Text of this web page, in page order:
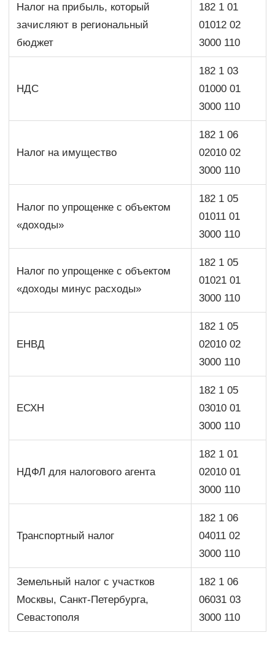
Налог на прибыль, который
зачисляют в региональный
бюджет
182 1 01
01012 02
3000 110
НДС
182 1 03
01000 01
3000 110
Налог на имущество
182 1 06
02010 02
3000 110
Налог по упрощенке с объектом
«доходы»
182 1 05
01011 01
3000 110
Налог по упрощенке с объектом
«доходы минус расходы»
182 1 05
01021 01
3000 110
ЕНВД
182 1 05
02010 02
3000 110
ЕСХН
182 1 05
03010 01
3000 110
НДФЛ для налогового агента
182 1 01
02010 01
3000 110
Транспортный налог
182 1 06
04011 02
3000 110
Земельный налог с участков
Москвы, Санкт-Петербурга,
Севастополя
182 1 06
06031 03
3000 110